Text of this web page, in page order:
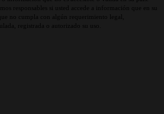
responsables si usted accede a información que en su
no cumpla con algún requerimiento legal,
registrada o autorizado su uso.